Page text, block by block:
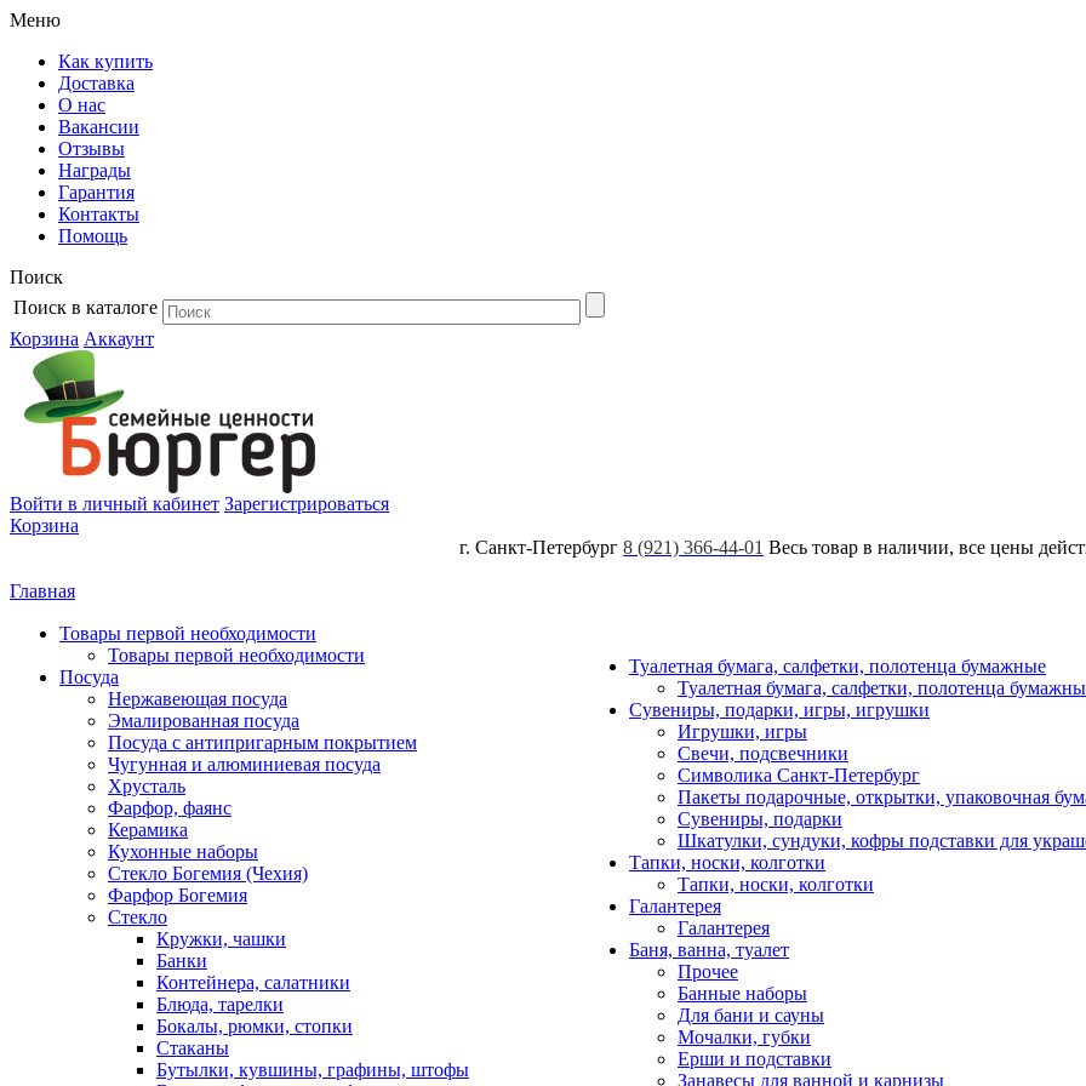
Меню
Как купить
Доставка
О нас
Вакансии
Отзывы
Награды
Гарантия
Контакты
Помощь
Поиск
Поиск в каталоге
Корзина Аккаунт
Войти в личный кабинет Зарегистрироваться
Корзина
г. Санкт-Петербург 8 (921) 366-44-01 Весь товар в наличии, все цены
Главная
Товары первой необходимости
Товары первой необходимости
Посуда
Нержавеющая посуда
Эмалированная посуда
Посуда с антипригарным покрытием
Чугунная и алюминиевая посуда
Хрусталь
Фарфор, фаянс
Керамика
Кухонные наборы
Стекло Богемия (Чехия)
Фарфор Богемия
Стекло
Кружки, чашки
Банки
Контейнера, салатники
Блюда, тарелки
Бокалы, рюмки, стопки
Стаканы
Бутылки, кувшины, графины, штофы
Туалетная бумага, салфетки, полотенца бумажные
Туалетная бумага, салфетки, полотенца
Сувениры, подарки, игры, игрушки
Игрушки, игры
Свечи, подсвечники
Символика Санкт-Петербург
Пакеты подарочные, открытки, упаковочная
Сувениры, подарки
Шкатулки, сундуки, кофры подставки для
Тапки, носки, колготки
Тапки, носки, колготки
Галантерея
Галантерея
Баня, ванна, туалет
Прочее
Банные наборы
Для бани и сауны
Мочалки, губки
Ерши и подставки
Занавесы для ванной и карнизы